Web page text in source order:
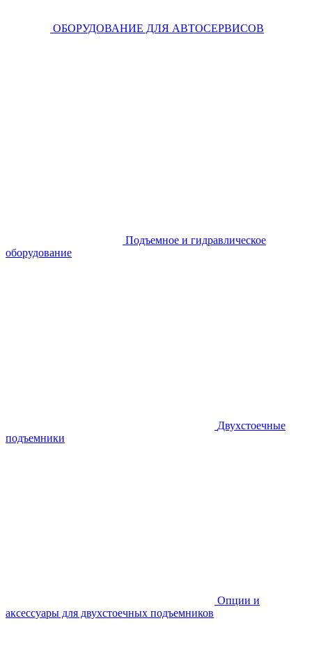
ОБОРУДОВАНИЕ ДЛЯ АВТОСЕРВИСОВ
Подъемное и гидравлическое
оборудование
Двухстоечные
подъемники
Опции и
аксессуары для двухстоечных подъемников